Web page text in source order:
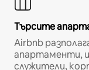
Търсите
Airbnb
апартаменти,
служители,